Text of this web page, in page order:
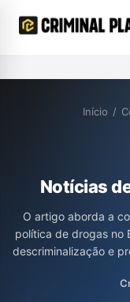
Início /
Notícias
O artigo aborda a
política de drogas no
descriminalização e
a PEC 45/23, que